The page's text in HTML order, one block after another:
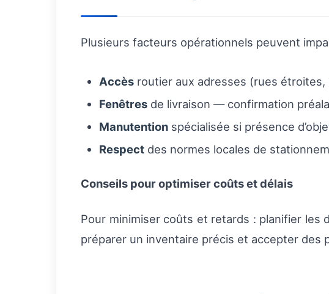
Plusieurs facteurs opérationnels peuvent
Accès routier aux adresses (rues
Fenêtres de livraison — confirmation
Manutention spécialisée si présence
Respect des normes locales de
Conseils pour optimiser coûts et délais
Pour minimiser coûts et retards : planifier les
préparer un inventaire précis et accepter des